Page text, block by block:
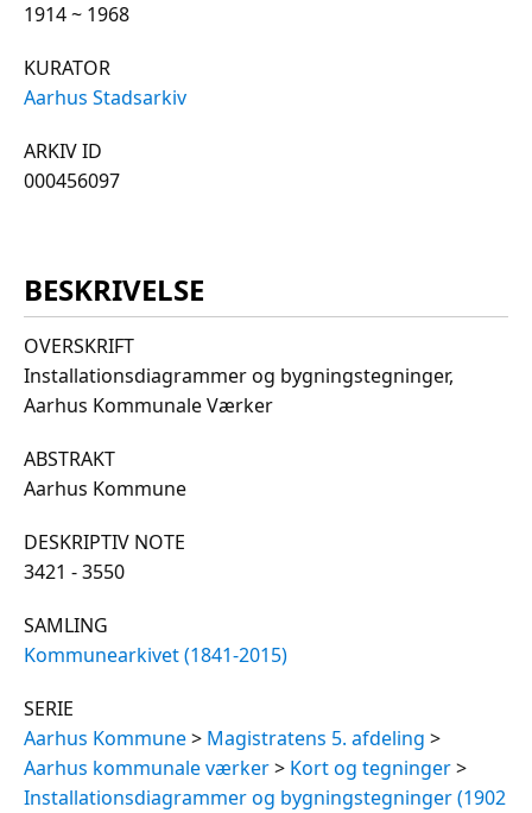
1914 ~ 1968
KURATOR
Aarhus Stadsarkiv
ARKIV ID
000456097
BESKRIVELSE
OVERSKRIFT
Installationsdiagrammer og bygningstegninger,
Aarhus Kommunale Værker
ABSTRAKT
Aarhus Kommune
DESKRIPTIV NOTE
3421 - 3550
SAMLING
Kommunearkivet (1841-2015)
SERIE
Aarhus Kommune> Magistratens 5. afdeling >
Aarhus kommunale værker> Kort og tegninger>
Installationsdiagrammer og bygningstegninger (1902